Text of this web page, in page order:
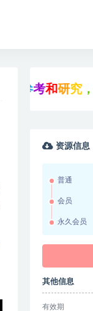
研究，也可
资源信息
普通
会员
永久会员
其他信息
有效期